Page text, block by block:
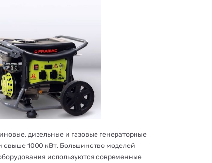
дизельные и газовые генераторные
свыше 1000 кВт. Большинство моделей
используются современные